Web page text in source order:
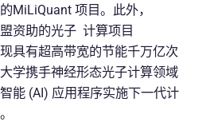
MiLiQuant 项目。此外，
资助的光子 计算项目
具有超高带宽的节能千万亿次
学携手神经形态光子计算领域
能 (AI) 应用程序实施下一代计